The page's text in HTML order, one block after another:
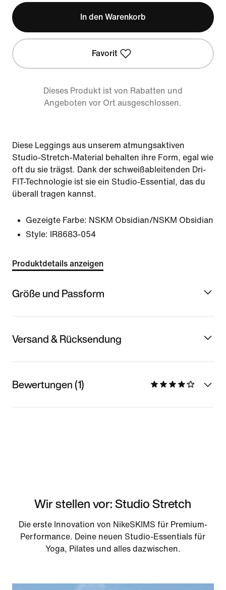
In den Warenkorb
Favorit
Dieses Produkt ist von Rabatten und
Angeboten vor Ort ausgeschlossen.
Diese Leggings aus unserem atmungsaktiven
Studio-Stretch-Material behalten ihre Form, egal wie
oft du sie trägst. Dank der schweißableitenden Dri-
FIT-Technologie ist sie ein Studio-Essential, das du
überall tragen kannst.
Gezeigte Farbe: NSKM Obsidian/NSKM Obsidian
Style:
IR8683-054
Produktdetails anzeigen
Größe und Passform
Versand & Rücksendung
Bewertungen (1)
Wir stellen vor: Studio Stretch
Die erste Innovation von NikeSKIMS für Premium-
Performance. Deine neuen Studio-Essentials für
Yoga, Pilates und alles dazwischen.